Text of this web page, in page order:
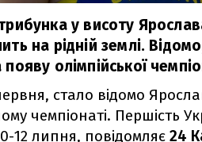
у висоту
на рідній землі.
появу олімпійської
стало відомо
чемпіонаті. Першість
12 липня, повідомляє 24